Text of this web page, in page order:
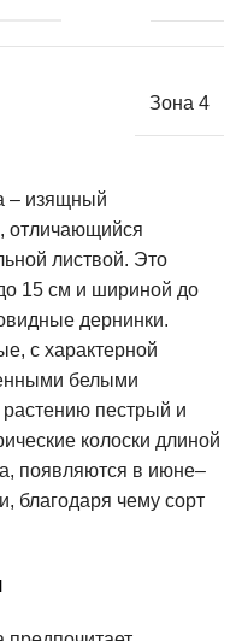
Зона 4
– изящный
отличающийся
листвой. Это
15 см и шириной до
дернинки.
с характерной
белыми
пестрый и
колоски длиной
появляются в июне–
благодаря чему сорт